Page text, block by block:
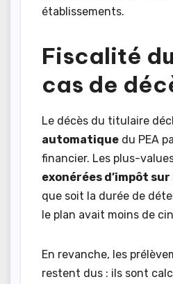
établissements.
Fiscalité
cas de
Le décès du titulaire
automatique du PEA
financier. Les plus-
exonérées d’impôt
que soit la durée de
le plan avait moins de
En revanche, les
restent dus : ils sont